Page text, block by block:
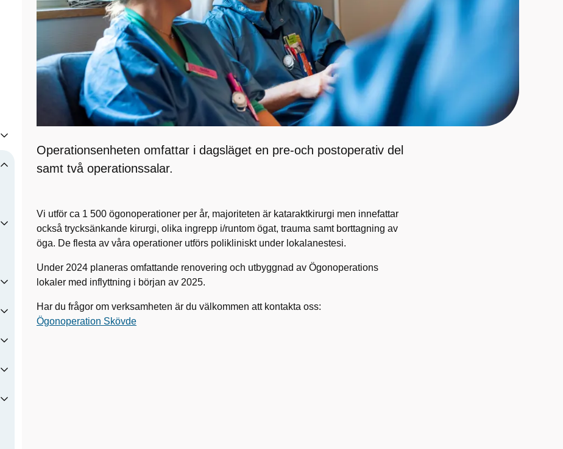
Operationsenheten omfattar i dagsläget en pre-och postoperativ del
samt två operationssalar.
Vi utför ca 1 500 ögonoperationer per år, majoriteten är kataraktkirurgi men innefattar
också trycksänkande kirurgi, olika ingrepp i/runtom ögat, trauma samt borttagning av
öga. De flesta av våra operationer utförs polikliniskt under lokalanestesi.
Under 2024 planeras omfattande renovering och utbyggnad av Ögonoperations
lokaler med inflyttning i början av 2025.
Har du frågor om verksamheten är du välkommen att kontakta oss:
Ögonoperation Skövde